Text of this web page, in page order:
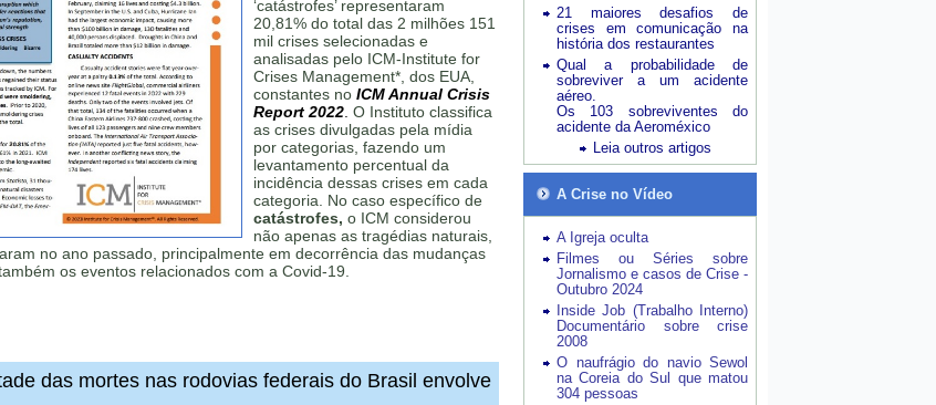
‘catástrofes’ representaram
20,81% do total das 2 milhões 151
mil crises selecionadas e
analisadas pelo ICM-Institute for
Crises Management*, dos EUA,
constantes no ICM Annual Crisis
Report 2022 O Instituto classifica
as crises divulgadas pela mídia
por categorias, fazendo um
levantamento percentual da
incidência dessas crises em cada
categoria. No caso específico de
catástrofes, o ICM considerou
não apenas as tragédias naturais,
no ano passado, principalmente em decorrência das mudanças
os eventos relacionados com a Covid-19.
das mortes nas rodovias federais do Brasil envolve
21 maiores desafios de
crises em comunicação na
história dos restaurantes
Qual a probabilidade de
sobreviver a um acidente
aéreo.
Os 103 sobreviventes do
acidente da Aeroméxico
Leia outros artigos
A Crise no Vídeo
A Igreja oculta
Filmes ou Séries sobre
Jornalismo e casos de Crise -
Outubro 2024
Inside Job (Trabalho Interno)
Documentário sobre crise
2008
O naufrágio do navio Sewol
na Coreia do Sul que matou
304 pessoas